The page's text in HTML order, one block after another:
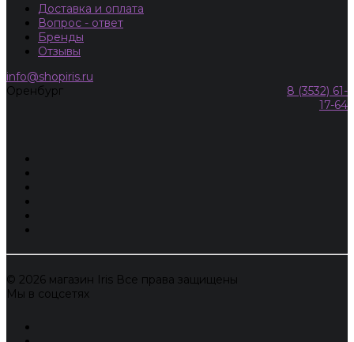
Доставка и оплата
Вопрос - ответ
Бренды
Отзывы
info@shopiris.ru
Оренбург
8 (3532) 61-
17-64
© 2026 магазин Iris Все права защищены
Мы в соцсетях